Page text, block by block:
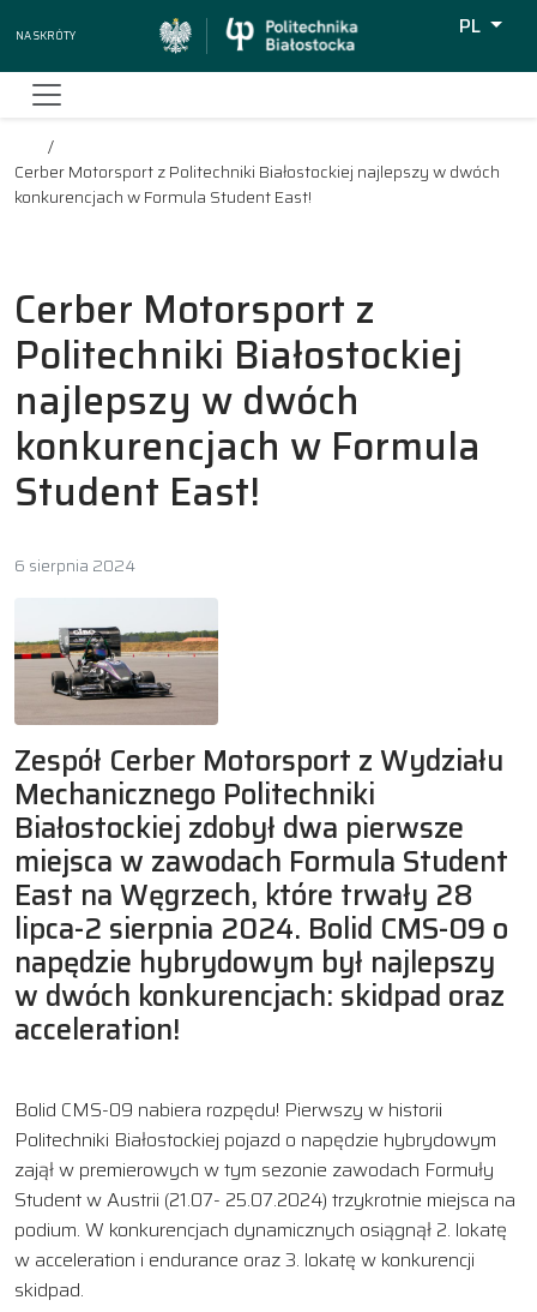
Na skróty
PL
Cerber Motorsport z Politechniki Białostockiej najlepszy w dwóch
konkurencjach w Formula Student East!
Cerber Motorsport z
Politechniki Białostockiej
najlepszy w dwóch
konkurencjach w Formula
Student East!
6 sierpnia 2024
Zespół Cerber Motorsport z Wydziału
Mechanicznego Politechniki
Białostockiej zdobył dwa pierwsze
miejsca w zawodach Formula Student
East na Węgrzech, które trwały 28
lipca-2 sierpnia 2024. Bolid CMS-09 o
napędzie hybrydowym był najlepszy
w dwóch konkurencjach: skidpad oraz
acceleration!
Bolid CMS-09 nabiera rozpędu! Pierwszy w historii
Politechniki Białostockiej pojazd o napędzie hybrydowym
zajął w premierowych w tym sezonie zawodach Formuły
Student w Austrii (21.07- 25.07.2024) trzykrotnie miejsca na
podium. W konkurencjach dynamicznych osiągnął 2. lokatę
w acceleration i endurance oraz 3. lokatę w konkurencji
skidpad.